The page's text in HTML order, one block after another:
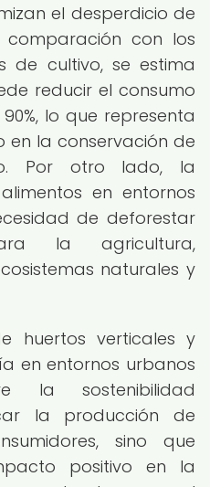
el desperdicio de
comparación con los
de cultivo, se estima
reducir el consumo
lo que representa
en la conservación de
Por otro lado, la
en entornos
de deforestar
la agricultura,
naturales y
huertos verticales y
en entornos urbanos
la sostenibilidad
la producción de
sino que
positivo en la